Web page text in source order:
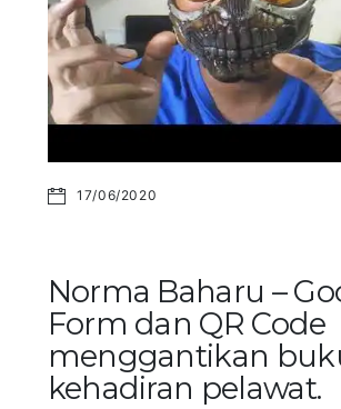
17/06/2020
Norma Baharu –
Form dan QR Code
menggantikan
kehadiran pelawat.